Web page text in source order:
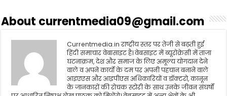
o
r
p
About currentmedia09@gmail.com
Currentmedia.in राष्ट्रीय स्तर पर तेजी से बढ़ती हुई
हिंदी समाचार वेबासाइट है। वेबसाइट में ब्यूरोक्रेसी में ताजा
घटनाक्रम, देश और समाज के लिए अमूल्य योगदान देने
वाले व अपने कार्यो के दम पर अपनी पहचान बनाने वाले
आइएएस और आइपीएस अधिकारियों व डॉक्टरो, कानून
के जानकारों की रोचक स्टोरी के साथ उनके जीवन संघर्षो